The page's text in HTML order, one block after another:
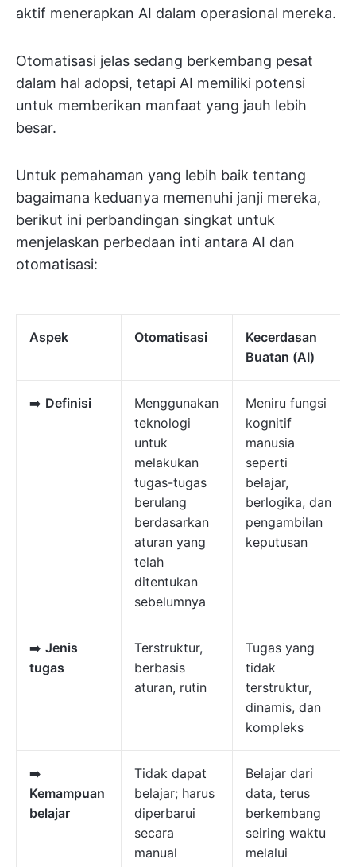
aktif menerapkan AI dalam operasional mereka.
Otomatisasi jelas sedang berkembang pesat
dalam hal adopsi, tetapi AI memiliki potensi
untuk memberikan manfaat yang jauh lebih
besar.
Untuk pemahaman yang lebih baik tentang
bagaimana keduanya memenuhi janji mereka,
berikut ini perbandingan singkat untuk
menjelaskan perbedaan inti antara AI dan
otomatisasi:
Aspek Otomatisasi
Kecerdasan
Buatan (AI)
➡️ Definisi
Menggunakan
teknologi
untuk
melakukan
tugas-tugas
berulang
berdasarkan
aturan yang
telah
ditentukan
sebelumnya
Meniru fungsi
kognitif
manusia
seperti
belajar,
berlogika, dan
pengambilan
keputusan
➡️ Jenis
tugas
Terstruktur,
berbasis
aturan, rutin
Tugas yang
tidak
terstruktur,
dinamis, dan
kompleks
➡️
Kemampuan
belajar
Tidak dapat
belajar; harus
diperbarui
secara
manual
Belajar dari
data, terus
berkembang
seiring waktu
melalui